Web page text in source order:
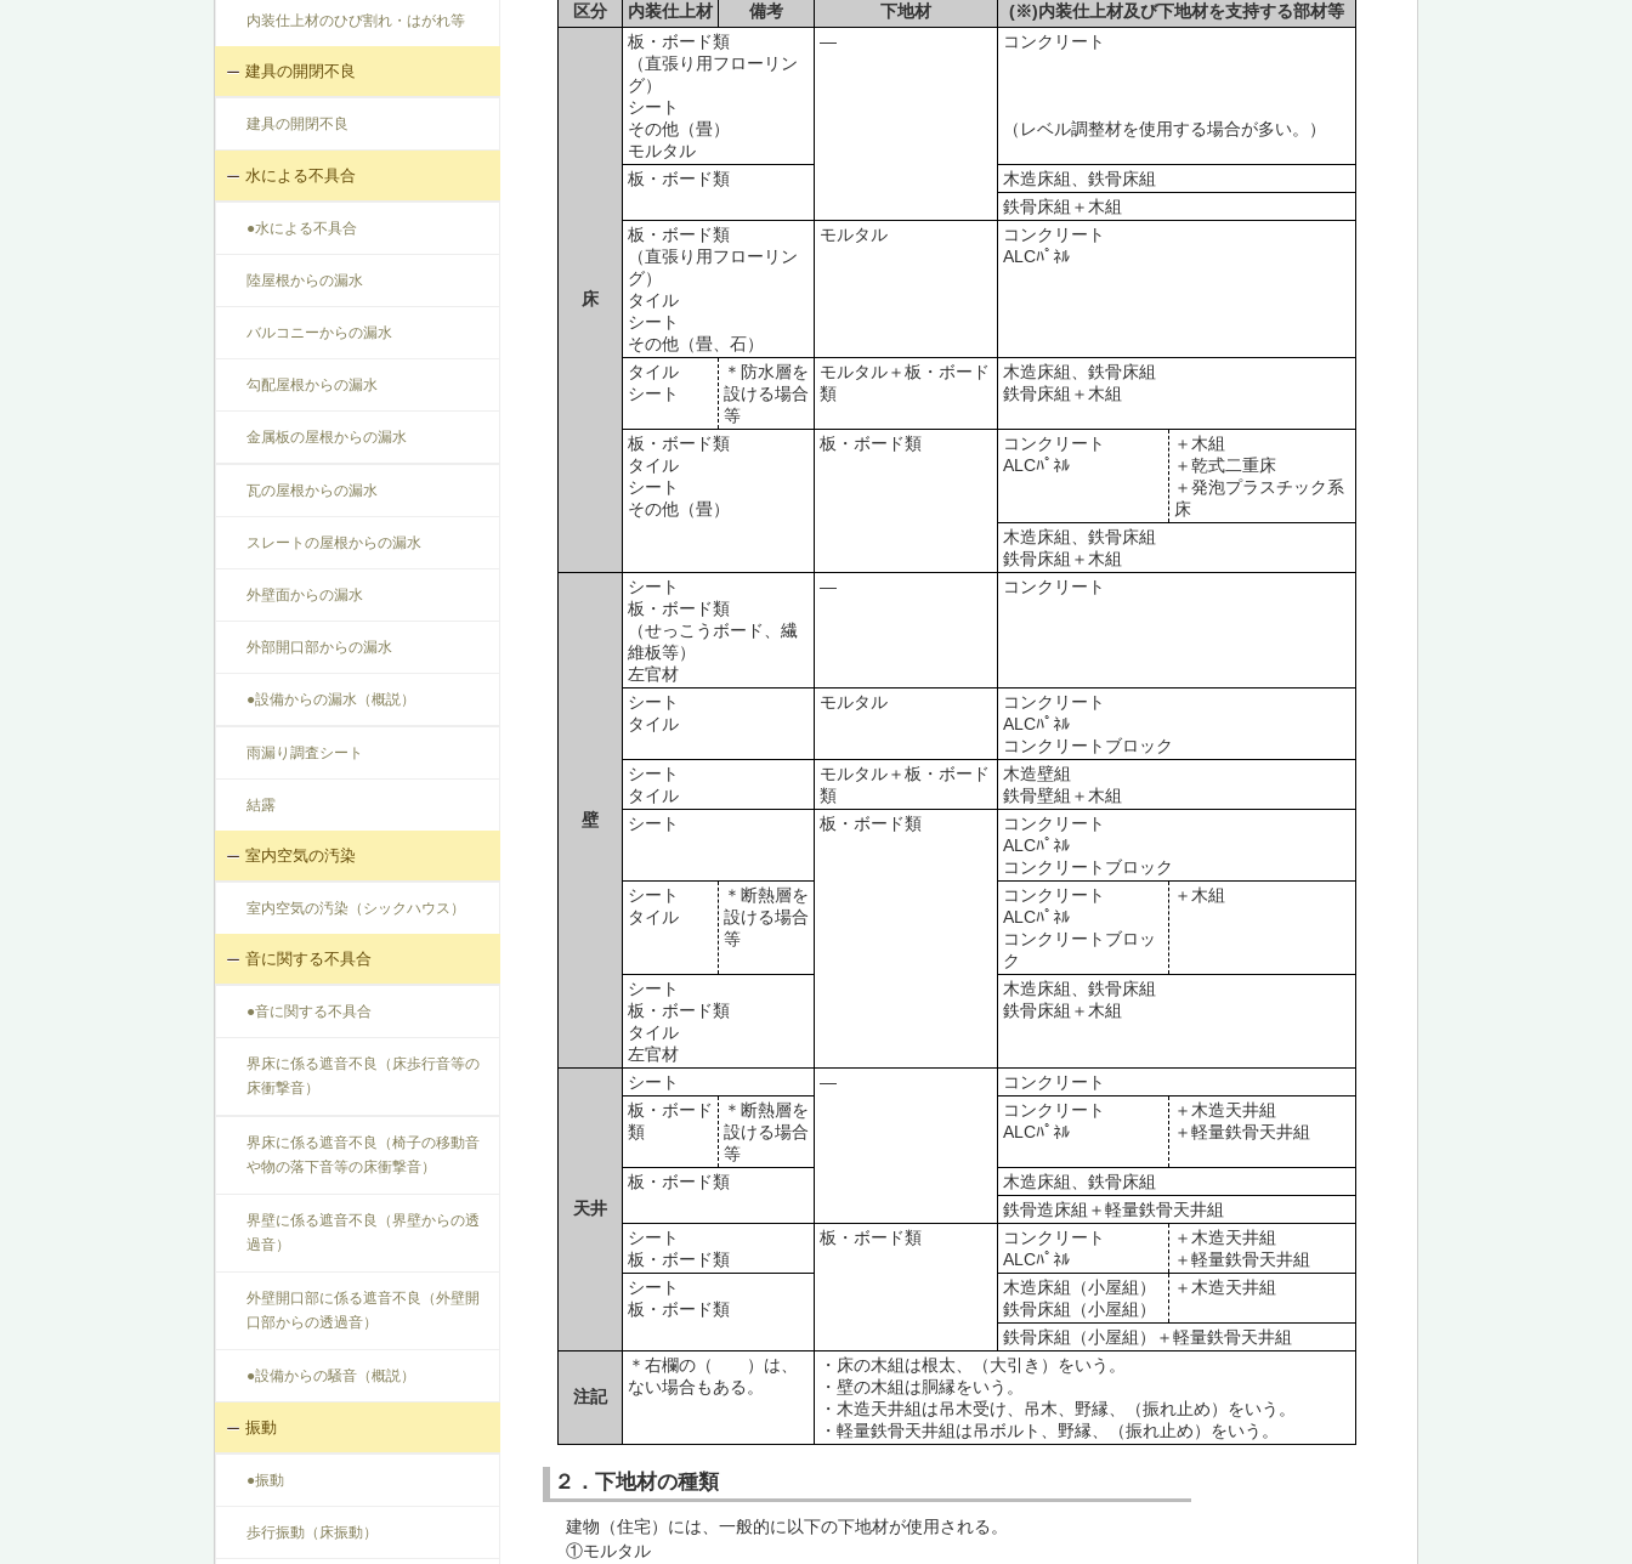
内装仕上材のひび割れ・はがれ等
建具の開閉不良
建具の開閉不良
水による不具合
●水による不具合
陸屋根からの漏水
バルコニーからの漏水
勾配屋根からの漏水
金属板の屋根からの漏水
瓦の屋根からの漏水
スレートの屋根からの漏水
外壁面からの漏水
外部開口部からの漏水
●設備からの漏水（概説）
雨漏り調査シート
結露
室内空気の汚染
室内空気の汚染（シックハウス）
音に関する不具合
●音に関する不具合
界床に係る遮音不良（床歩行音等の
床衝撃音）
界床に係る遮音不良（椅子の移動音
や物の落下音等の床衝撃音）
界壁に係る遮音不良（界壁からの透
過音）
外壁開口部に係る遮音不良（外壁開
口部からの透過音）
●設備からの騒音（概説）
振動
●振動
歩行振動（床振動）
区分
内装仕上材 備考 下地材 (※)内装仕上材及び下地材を支持する部材等
床
板・ボード類
（直張り用フローリン
グ）
シート
その他（畳）
モルタル
― コンクリート
（レベル調整材を使用する場合が多い。）
板・ボード類
木造床組、鉄骨床組
鉄骨床組＋木組
板・ボード類
（直張り用フローリン
グ）
タイル
シート
その他（畳、石）
モルタル
コンクリート
ALCﾊﾟﾈﾙ
タイル
シート
＊防水層を
設ける場合
等
モルタル＋板・ボード
類
木造床組、鉄骨床組
鉄骨床組＋木組
板・ボード類
タイル
シート
その他（畳）
板・ボード類
コンクリート
ALCﾊﾟﾈﾙ
＋木組
＋乾式二重床
＋発泡プラスチック系
床
木造床組、鉄骨床組
鉄骨床組＋木組
壁
シート
板・ボード類
（せっこうボード、繊
維板等）
左官材
― コンクリート
シート
タイル
モルタル
コンクリート
ALCﾊﾟﾈﾙ
コンクリートブロック
シート
タイル
モルタル＋板・ボード
類
木造壁組
鉄骨壁組＋木組
シート
板・ボード類
コンクリート
ALCﾊﾟﾈﾙ
コンクリートブロック
シート
タイル
＊断熱層を
設ける場合
等
コンクリート
ALCﾊﾟﾈﾙ
コンクリートブロッ
ク
＋木組
シート
板・ボード類
タイル
左官材
木造床組、鉄骨床組
鉄骨床組＋木組
天井
シート ―
コンクリート
板・ボード
類
＊断熱層を
設ける場合
等
コンクリート
ALCﾊﾟﾈﾙ
＋木造天井組
＋軽量鉄骨天井組
板・ボード類
木造床組、鉄骨床組
鉄骨造床組＋軽量鉄骨天井組
シート
板・ボード類
板・ボード類
コンクリート
ALCﾊﾟﾈﾙ
＋木造天井組
＋軽量鉄骨天井組
シート
板・ボード類
木造床組（小屋組）
鉄骨床組（小屋組）
＋木造天井組
鉄骨床組（小屋組）＋軽量鉄骨天井組
注記
＊右欄の（ ）は、
ない場合もある。
・床の木組は根太、（大引き）をいう。
・壁の木組は胴縁をいう。
・木造天井組は吊木受け、吊木、野縁、（振れ止め）をいう。
・軽量鉄骨天井組は吊ボルト、野縁、（振れ止め）をいう。
２．下地材の種類
建物（住宅）には、一般的に以下の下地材が使用される。
①モルタル